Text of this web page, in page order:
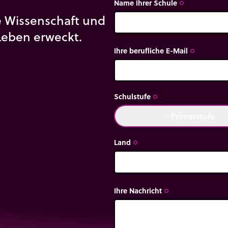
und
erweckt.
Name Ihrer Schule trip_origin
Ihre berufliche E-Mail trip_origin
Schulstufe trip_origin
Land trip_origin
Ihre Nachricht trip_origin